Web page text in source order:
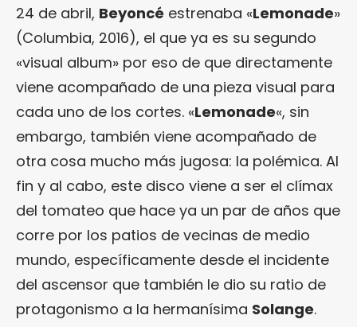
24 de abril, Beyoncé estrenaba «Lemonade»
(Columbia, 2016), el que ya es su segundo
«visual album» por eso de que directamente
viene acompañado de una pieza visual para
cada uno de los cortes. «Lemonade«, sin
embargo, también viene acompañado de
otra cosa mucho más jugosa: la polémica. Al
fin y al cabo, este disco viene a ser el clímax
del tomateo que hace ya un par de años que
corre por los patios de vecinas de medio
mundo, específicamente desde el incidente
del ascensor que también le dio su ratio de
protagonismo a la hermanísima Solange.